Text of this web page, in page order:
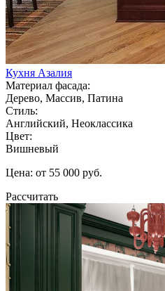
Кухня Азалия
Материал фасада:
Дерево, Массив, Патина
Стиль:
Английский, Неоклассика
Цвет:
Вишневый
Цена: от 55 000 руб.
Рассчитать